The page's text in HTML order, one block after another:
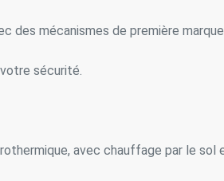
des mécanismes de première marque.
sécurité.
avec chauffage par le